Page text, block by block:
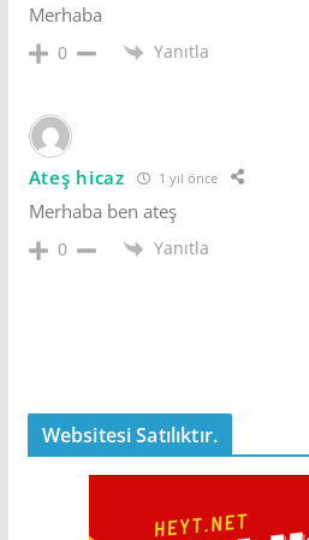
Merhaba
0 Yanıtla
Ateş hicaz 1 yıl önce
Merhaba ben ateş
0 Yanıtla
Websitesi Satılıktır.